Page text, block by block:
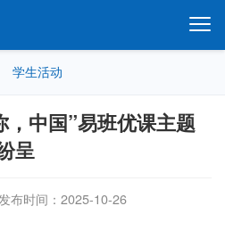
学生活动
，中国”易班优课主题
呈
布时间：2025-10-26